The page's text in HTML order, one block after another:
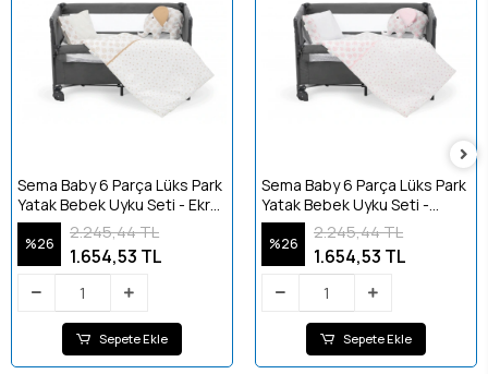
Sema Baby 6 Parça Lüks Park
Yatak Bebek Uyku Seti - Ekru
Fil
%26
2.245,44 TL
1.654,53 TL
Sepete Ekle
Sema Baby 6 Parça Lüks Park
Yatak Bebek Uyku Seti -
Pembe Fil
%26
2.245,44 TL
1.654,53 TL
Sepete Ekle